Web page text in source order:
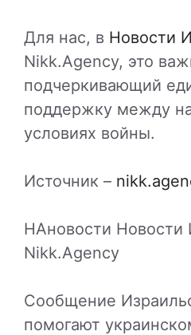
Для нас, в Новости
Nikk.Agency, это
подчеркивающий
поддержку между
условиях войны.
Источник –
НАновости Новости
Nikk.Agency
Сообщение
помогают